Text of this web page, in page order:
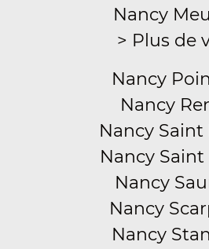
Nancy
> Plus de
Nancy
Nancy
Nancy Saint
Nancy Saint
Nancy
Nancy
Nancy